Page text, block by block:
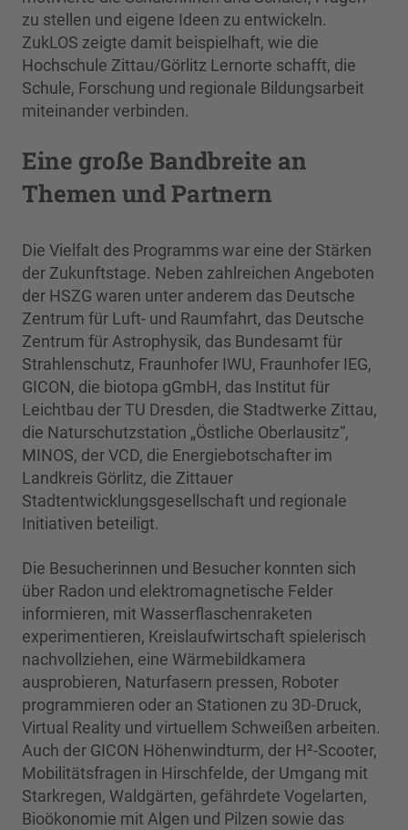
zu stellen und eigene Ideen zu entwickeln.
ZukLOS zeigte damit beispielhaft, wie die
Hochschule Zittau/Görlitz Lernorte schafft, die
Schule, Forschung und regionale Bildungsarbeit
miteinander verbinden.
Eine große Bandbreite an
Themen und Partnern
Die Vielfalt des Programms war eine der Stärken
der Zukunftstage. Neben zahlreichen Angeboten
der HSZG waren unter anderem das Deutsche
Zentrum für Luft- und Raumfahrt, das Deutsche
Zentrum für Astrophysik, das Bundesamt für
Strahlenschutz, Fraunhofer IWU, Fraunhofer IEG,
GICON, die biotopa gGmbH, das Institut für
Leichtbau der TU Dresden, die Stadtwerke Zittau,
die Naturschutzstation „Östliche Oberlausitz“,
MINOS, der VCD, die Energiebotschafter im
Landkreis Görlitz, die Zittauer
Stadtentwicklungsgesellschaft und regionale
Initiativen beteiligt.
Die Besucherinnen und Besucher konnten sich
über Radon und elektromagnetische Felder
informieren, mit Wasserflaschenraketen
experimentieren, Kreislaufwirtschaft spielerisch
nachvollziehen, eine Wärmebildkamera
ausprobieren, Naturfasern pressen, Roboter
programmieren oder an Stationen zu 3D-Druck,
Virtual Reality und virtuellem Schweißen arbeiten.
Auch der GICON Höhenwindturm, der H²-Scooter,
Mobilitätsfragen in Hirschfelde, der Umgang mit
Starkregen, Waldgärten, gefährdete Vogelarten,
Bioökonomie mit Algen und Pilzen sowie das